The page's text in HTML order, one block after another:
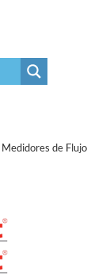
Medidores de Flujo